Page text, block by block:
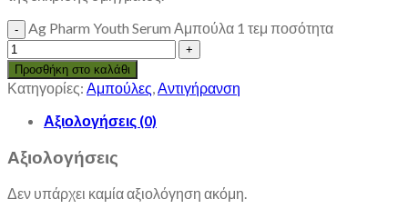
Ag Pharm Youth Serum Αμπούλα 1 τεμ ποσότητα
Προσθήκη στο καλάθι
Κατηγορίες: Αμπούλες,Αντιγήρανση
Αξιολογήσεις (0)
Αξιολογήσεις
Δεν υπάρχει καμία αξιολόγηση ακόμη.